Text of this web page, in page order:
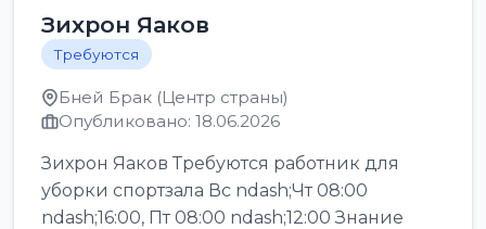
Зихрон Яаков
Требуются
Бней Брак (Центр страны)
Опубликовано: 18.06.2026
Зихрон Яаков Требуются работник для
уборки спортзала Вс ndash;Чт 08:00
ndash;16:00, Пт 08:00 ndash;12:00 Знание